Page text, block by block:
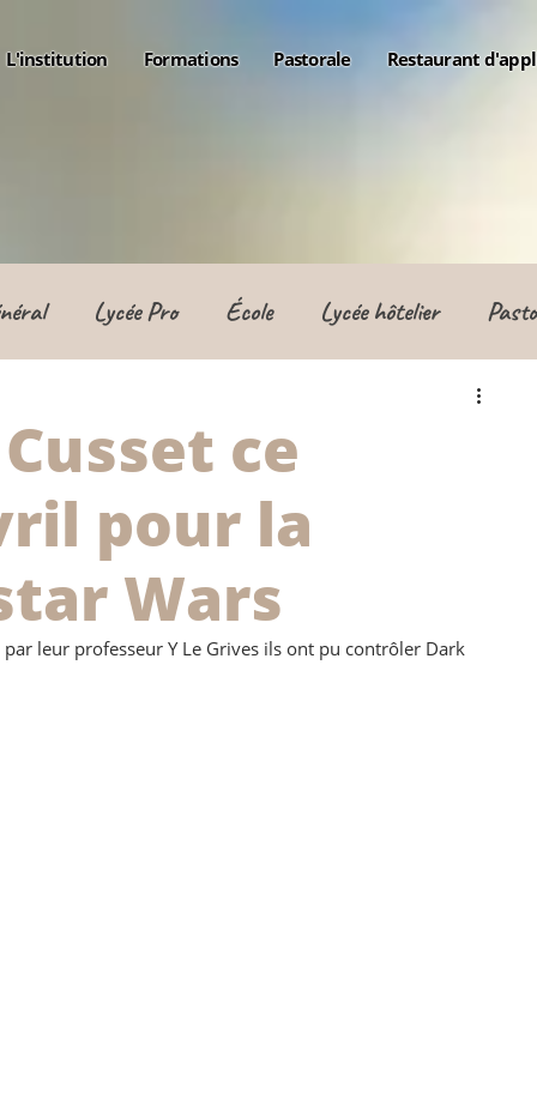
L'institution Formations Pastorale Restaurant
Lycée Pro École Lycée hôtelier
ce
pour la
Wars
leur professeur Y Le Grives ils ont pu contrôler Dark